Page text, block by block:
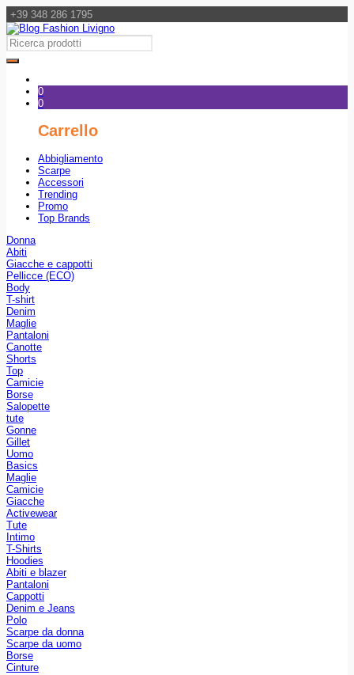
+39 348 286 1795
0
0
Carrello
Abbigliamento
Scarpe
Accessori
Trending
Promo
Top Brands
Donna
Abiti
Giacche e cappotti
Pellicce (ECO)
Body
T-shirt
Denim
Maglie
Pantaloni
Canotte
Shorts
Top
Camicie
Borse
Salopette
tute
Gonne
Gillet
Uomo
Basics
Maglie
Camicie
Giacche
Activewear
Tute
Intimo
T-Shirts
Hoodies
Abiti e blazer
Pantaloni
Cappotti
Denim e Jeans
Polo
Scarpe da donna
Scarpe da uomo
Borse
Cinture